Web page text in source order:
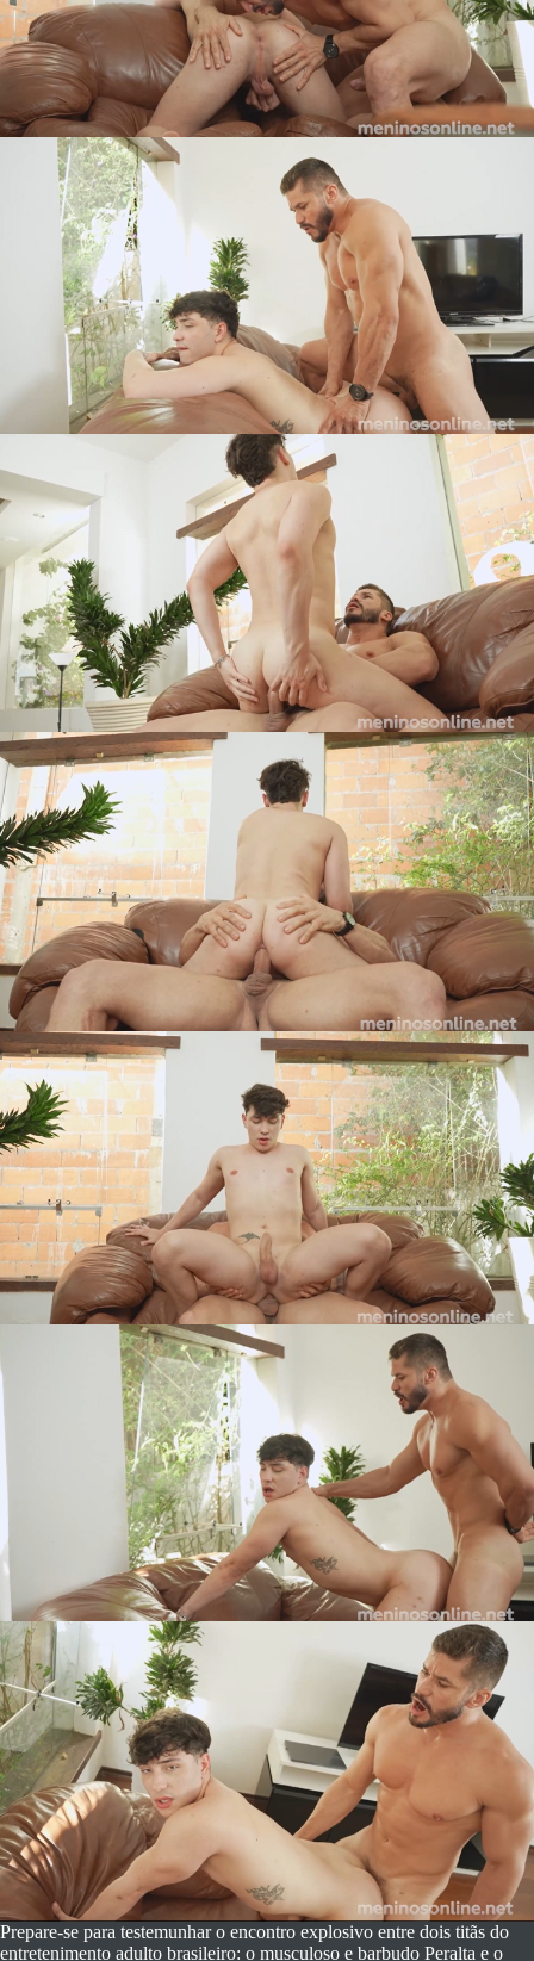
Prepare-se para testemunhar o encontro explosivo entre dois titãs do
entretenimento adulto brasileiro: o musculoso e barbudo Peralta e o